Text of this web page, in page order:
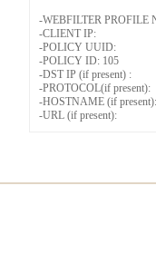
-WEBFILTER PROFILE
-CLIENT IP:
-POLICY UUID:
-POLICY ID: 105
-DST IP (if present) :
-PROTOCOL(if present):
-HOSTNAME (if present):
-URL (if present):